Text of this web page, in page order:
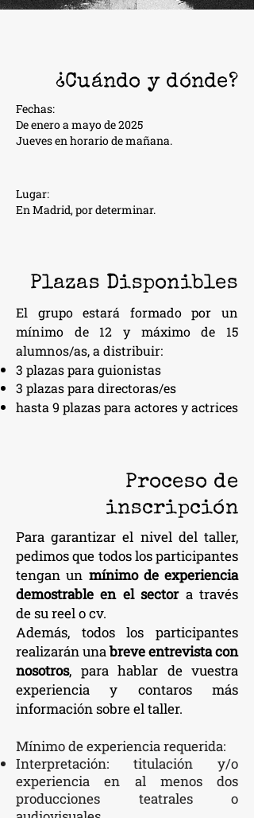
¿Cuándo y dónde?
Fechas:
De enero a mayo de 2025
Jueves en horario de mañana.
Lugar:
En Madrid, por determinar.
Plazas Disponibles
El grupo estará formado por un
mínimo de 12 y máximo de 15
alumnos/as, a distribuir:
3 plazas para guionistas
3 plazas para directoras/es
hasta 9 plazas para actores y actrices
Proceso de
inscripción
Para garantizar el nivel del taller,
pedimos que todos los participantes
tengan un mínimo de experiencia
demostrable en el sectora través
de su reel o cv.
Además, todos los participantes
realizarán unabreve entrevista con
nosotros, para hablar de vuestra
experiencia y contaros más
información sobre el taller.
Mínimo de experiencia requerida:
Interpretación: titulación y/o
experiencia en al menos dos
producciones teatrales o